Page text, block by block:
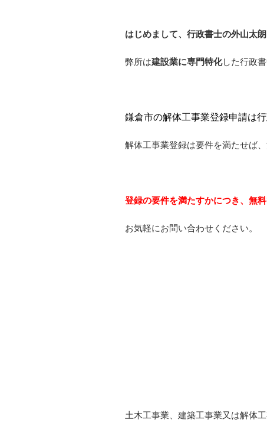
はじめまして、行政書士の外山太
弊所は建設業に専門特化した行政書
鎌倉市の解体工事業登録申請は
解体工事業登録は要件を満たせば
登録の要件を満たすかにつき、無
お気軽にお問い合わせください。
土木工事業、建築工事業又は解体